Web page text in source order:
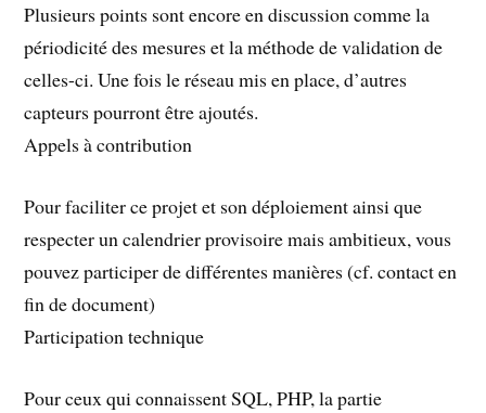
Plusieurs points sont encore en discussion comme la
périodicité des mesures et la méthode de validation de
celles-ci. Une fois le réseau mis en place, d’autres
capteurs pourront être ajoutés.
Appels à contribution
Pour faciliter ce projet et son déploiement ainsi que
respecter un calendrier provisoire mais ambitieux, vous
pouvez participer de différentes manières (cf. contact en
fin de document)
Participation technique
Pour ceux qui connaissent SQL, PHP, la partie